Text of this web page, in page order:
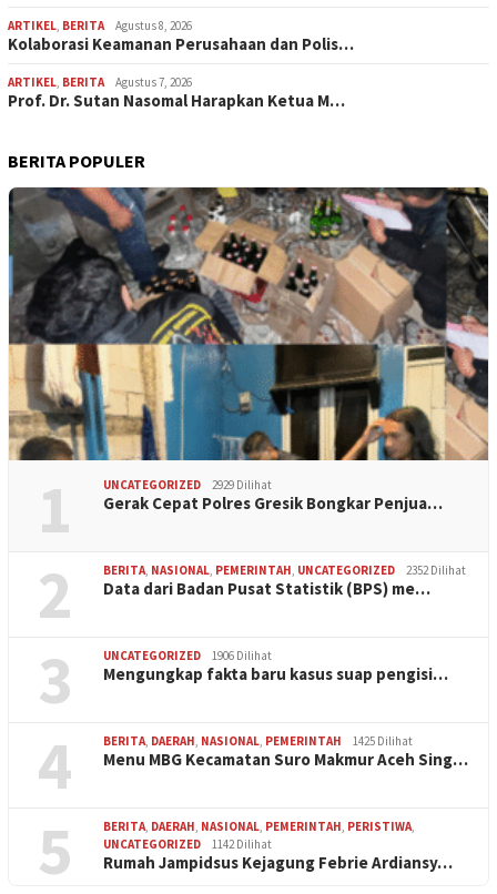
ARTIKEL, BERITA Agustus 8, 2026
Kolaborasi Keamanan Perusahaan dan Polis…
ARTIKEL, BERITA Agustus 7, 2026
Prof. Dr. Sutan Nasomal Harapkan Ketua M…
BERITA POPULER
1 UNCATEGORIZED 2929 Dilihat
Gerak Cepat Polres Gresik Bongkar Penjua…
2 BERITA, NASIONAL, PEMERINTAH, UNCATEGORIZED 2352 Dilihat
Data dari Badan Pusat Statistik (BPS) me…
3 UNCATEGORIZED 1906 Dilihat
Mengungkap fakta baru kasus suap pengisi…
4 BERITA, DAERAH, NASIONAL, PEMERINTAH 1425 Dilihat
Menu MBG Kecamatan Suro Makmur Aceh Sing…
5 BERITA, DAERAH, NASIONAL, PEMERINTAH, PERISTIWA,
UNCATEGORIZED
1142 Dilihat
Rumah Jampidsus Kejagung Febrie Ardiansy…